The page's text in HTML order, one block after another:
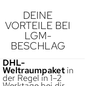
DEINE
VORTEILE BEI
LGM-
BESCHLAG
DHL-
Weltraumpaketin
der Regel in 1–2